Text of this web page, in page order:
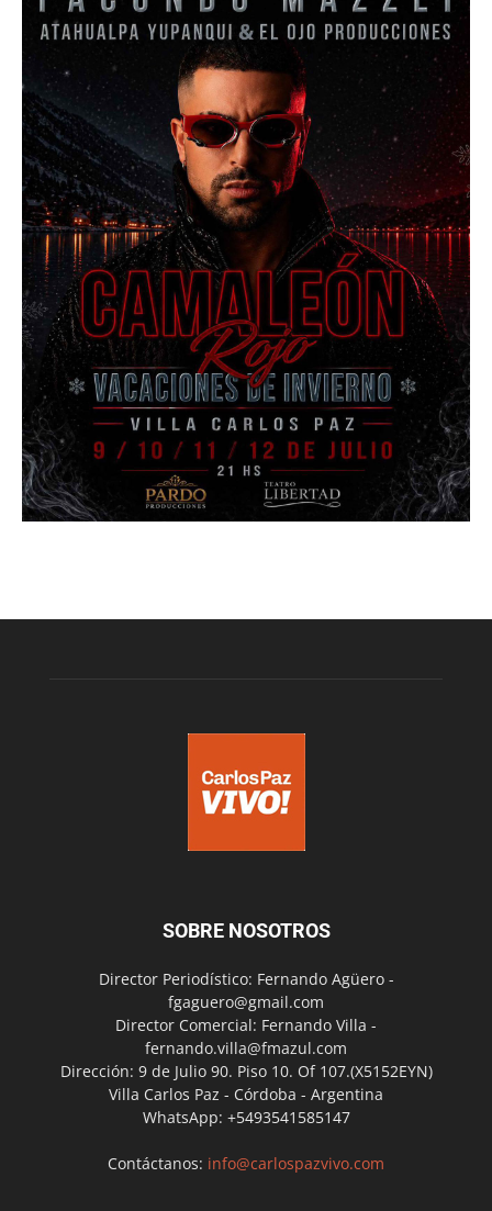
SOBRE NOSOTROS
Director Periodístico: Fernando Agüero -
fgaguero@gmail.com
Director Comercial: Fernando Villa -
fernando.villa@fmazul.com
Dirección: 9 de Julio 90. Piso 10. Of 107.(X5152EYN)
Villa Carlos Paz - Córdoba - Argentina
WhatsApp: +5493541585147
Contáctanos: info@carlospazvivo.com